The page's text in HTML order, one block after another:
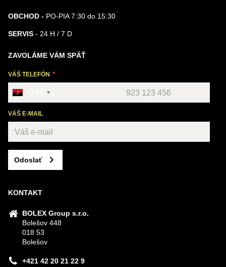
OBCHOD - PO-PIA 7:30 do 15:30
SERVIS - 24 H / 7 D
ZAVOLÁME VÁM SPÄŤ
VÁŠ TELEFÓN
VÁŠ E-MAIL
Odoslať
KONTAKT
BOLEX Group s.r.o.
Bolešov 448
018 53
Bolešov
+421 42 20 21 22 9